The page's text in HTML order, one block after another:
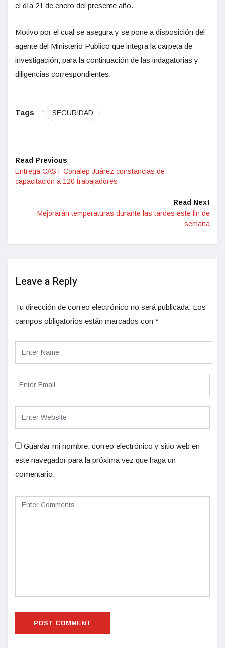
el día 21 de enero del presente año.
Motivo por el cual se asegura y se pone a disposición del
agente del Ministerio Publico que integra la carpeta de
investigación, para la continuación de las indagatorias y
diligencias correspondientes.
Tags : SEGURIDAD
Read Previous
Entrega CAST Conalep Juárez constancias de
capacitación a 120 trabajadores
Read Next
Mejorarán temperaturas durante las tardes este fin de
semana
Leave a Reply
Tu dirección de correo electrónico no será publicada. Los
campos obligatorios están marcados con *
Guardar mi nombre, correo electrónico y sitio web en
este navegador para la próxima vez que haga un
comentario.